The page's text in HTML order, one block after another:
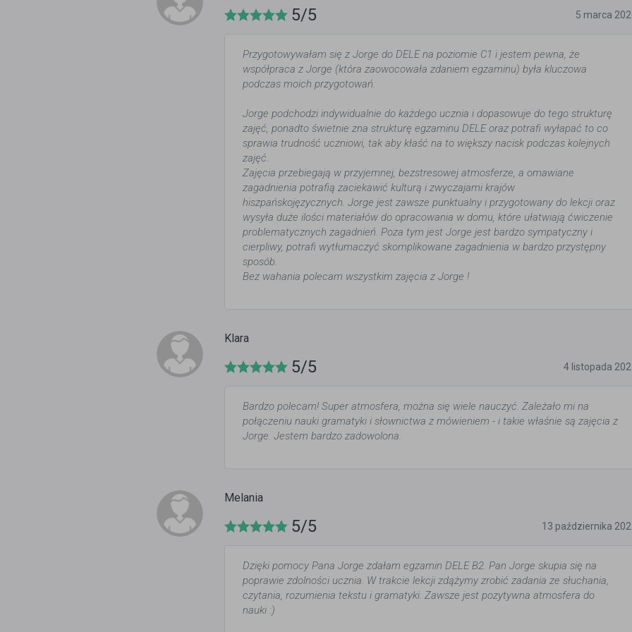
5/5 5 marca
Przygotowywałam się z Jorge do DELE na poziomie C1 i jestem pewna, że
współpraca z Jorge (która zaowocowała zdaniem egzaminu) była kluczowa
podczas moich przygotowań.
Jorge podchodzi indywidualnie do każdego ucznia i dopasowuje do tego strukturę
zajęć, ponadto świetnie zna strukturę egzaminu DELE oraz potrafi wyłapać to co
sprawia trudność uczniowi, tak aby kłaść na to większy nacisk podczas kolejnych
zajęć.
Zajęcia przebiegają w przyjemnej, bezstresowej atmosferze, a omawiane
zagadnienia potrafią zaciekawić kulturą i zwyczajami krajów
hiszpańskojęzycznych. Jorge jest zawsze punktualny i przygotowany do lekcji oraz
wysyła duże ilości materiałów do opracowania w domu, które ułatwiają ćwiczenie
problematycznych zagadnień. Poza tym jest Jorge jest bardzo sympatyczny i
cierpliwy, potrafi wytłumaczyć skomplikowane zagadnienia w bardzo przystępny
sposób.
Bez wahania polecam wszystkim zajęcia z Jorge !
Klara
5/5 4 listopada
Bardzo polecam! Super atmosfera, można się wiele nauczyć. Zależało mi na
połączeniu nauki gramatyki i słownictwa z mówieniem - i takie właśnie są zajęcia z
Jorge. Jestem bardzo zadowolona.
Melania
5/5 13 października
Dzięki pomocy Pana Jorge zdałam egzamin DELE B2. Pan Jorge skupia się na
poprawie zdolności ucznia. W trakcie lekcji zdążymy zrobić zadania ze słuchania,
czytania, rozumienia tekstu i gramatyki. Zawsze jest pozytywna atmosfera do
nauki :)